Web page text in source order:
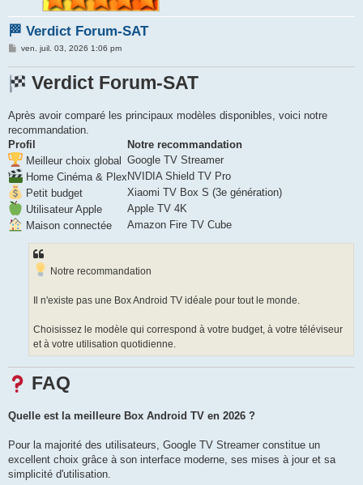
e
🏁 Verdict Forum-SAT
M
s
s
a
ven. juil. 03, 2026 1:06 pm
Verdict Forum-SAT
Après avoir comparé les principaux modèles disponibles, voici notre
recommandation.
Profil
Notre recommandation
Meilleur choix global Google TV Streamer
Home Cinéma & Plex NVIDIA Shield TV Pro
Petit budget
Xiaomi TV Box S (3e génération)
Utilisateur Apple
Apple TV 4K
Maison connectée
Amazon Fire TV Cube
Notre recommandation
Il n'existe pas une Box Android TV idéale pour tout le monde.
Choisissez le modèle qui correspond à votre budget, à votre téléviseur
et à votre utilisation quotidienne.
FAQ
Quelle est la meilleure Box Android TV en 2026 ?
Pour la majorité des utilisateurs, Google TV Streamer constitue un
excellent choix grâce à son interface moderne, ses mises à jour et sa
simplicité d'utilisation.